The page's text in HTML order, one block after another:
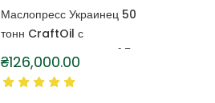
Маслопресс Украинец 50
тонн CraftOil с
капролоновой бочкой 1,5
литра
₴126,000.00